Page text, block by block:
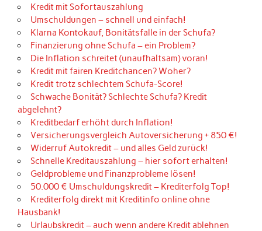
Kredit mit Sofortauszahlung
Umschuldungen – schnell und einfach!
Klarna Kontokauf, Bonitätsfalle in der Schufa?
Finanzierung ohne Schufa – ein Problem?
Die Inflation schreitet (unaufhaltsam) voran!
Kredit mit fairen Kreditchancen? Woher?
Kredit trotz schlechtem Schufa-Score!
Schwache Bonität? Schlechte Schufa? Kredit
abgelehnt?
Kreditbedarf erhöht durch Inflation!
Versicherungsvergleich Autoversicherung + 850 €!
Widerruf Autokredit – und alles Geld zurück!
Schnelle Kreditauszahlung – hier sofort erhalten!
Geldprobleme und Finanzprobleme lösen!
50.000 € Umschuldungskredit – Krediterfolg Top!
Krediterfolg direkt mit Kreditinfo online ohne
Hausbank!
Urlaubskredit – auch wenn andere Kredit ablehnen